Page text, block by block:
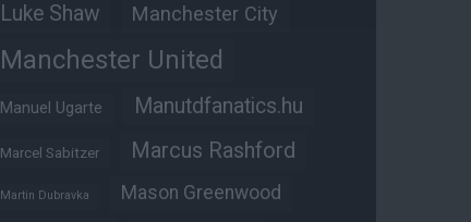
Luke Shaw Manchester City
Manchester United
Manuel Ugarte Manutdfanatics.hu
Marcel Sabitzer Marcus Rashford
Martin Dubravka Mason Greenwood